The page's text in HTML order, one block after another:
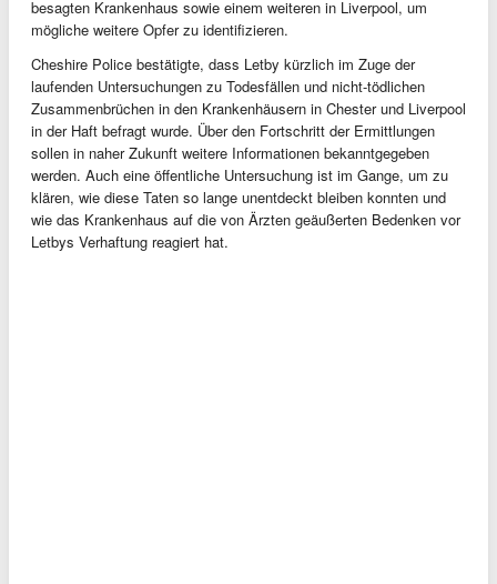
besagten Krankenhaus sowie einem weiteren in Liverpool, um
mögliche weitere Opfer zu identifizieren.
Cheshire Police bestätigte, dass Letby kürzlich im Zuge der
laufenden Untersuchungen zu Todesfällen und nicht-tödlichen
Zusammenbrüchen in den Krankenhäusern in Chester und Liverpool
in der Haft befragt wurde. Über den Fortschritt der Ermittlungen
sollen in naher Zukunft weitere Informationen bekanntgegeben
werden. Auch eine öffentliche Untersuchung ist im Gange, um zu
klären, wie diese Taten so lange unentdeckt bleiben konnten und
wie das Krankenhaus auf die von Ärzten geäußerten Bedenken vor
Letbys Verhaftung reagiert hat.